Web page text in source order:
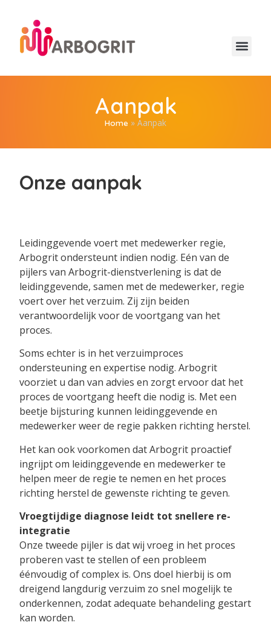
Aanpak
Home » Aanpak
Onze aanpak
Leidinggevende voert met medewerker regie,
Arbogrit ondersteunt indien nodig. Eén van de
pijlers van Arbogrit-dienstverlening is dat de
leidinggevende, samen met de medewerker, regie
voert over het verzuim. Zij zijn beiden
verantwoordelijk voor de voortgang van het
proces.
Soms echter is in het verzuimproces
ondersteuning en expertise nodig. Arbogrit
voorziet u dan van advies en zorgt ervoor dat het
proces de voortgang heeft die nodig is. Met een
beetje bijsturing kunnen leidinggevende en
medewerker weer de regie pakken richting herstel.
Het kan ook voorkomen dat Arbogrit proactief
ingrijpt om leidinggevende en medewerker te
helpen meer de regie te nemen en het proces
richting herstel de gewenste richting te geven.
Vroegtijdige diagnose leidt tot snellere re-
integratie
Onze tweede pijler is dat wij vroeg in het proces
proberen vast te stellen of een probleem
éénvoudig of complex is. Ons doel hierbij is om
dreigend langdurig verzuim zo snel mogelijk te
onderkennen, zodat adequate behandeling gestart
kan worden.